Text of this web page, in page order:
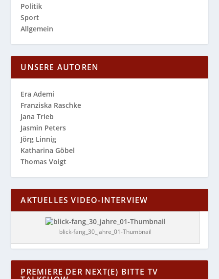
Politik
Sport
Allgemein
UNSERE AUTOREN
Era Ademi
Franziska Raschke
Jana Trieb
Jasmin Peters
Jörg Linnig
Katharina Göbel
Thomas Voigt
AKTUELLES VIDEO-INTERVIEW
blick-fang_30_jahre_01-Thumbnail
PREMIERE DER NEXT(E) BITTE TV